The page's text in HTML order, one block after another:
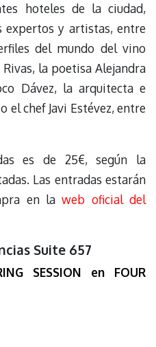
hoteles de la ciudad,
expertos y artistas, entre
del mundo del vino
la poetisa Alejandra
Dávez, la arquitecta e
chef Javi Estévez, entre
es de 25€, según la
Las entradas estarán
en laweb oficial del
Suite 657
SESSION en FOUR